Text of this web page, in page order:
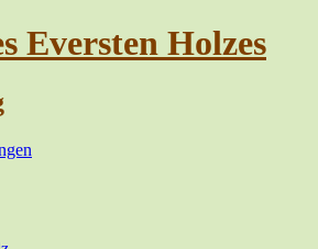
Eversten Holzes